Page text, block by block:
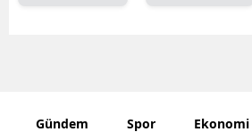
Gündem Spor Ekonomi